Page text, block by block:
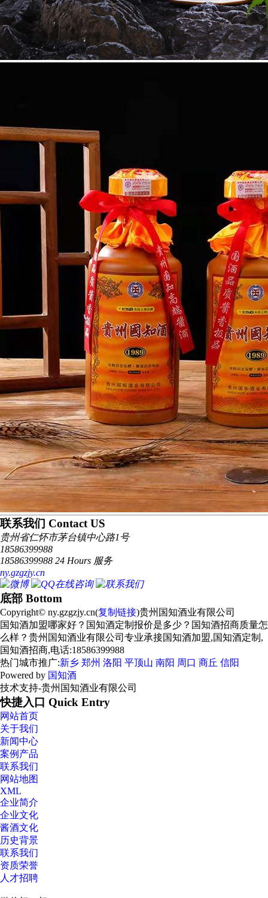
联系我们 Contact US
贵州省仁怀市茅台镇中心路1号
18586399988
18586399988 24 Hours 服务
ny.gzgzjy.cn
底部 Bottom
Copyright© ny.gzgzjy.cn(复制链接)贵州国知酒业有限公司
国知酒加盟哪家好？国知酒定制报价是多少？国知酒招商质量怎
么样？贵州国知酒业有限公司专业承接国知酒加盟,国知酒定制,
国知酒招商,电话:18586399988
热门城市推广:新乡 郑州 洛阳 平顶山 南阳 周口 商丘 信阳
Powered by 国知酒
技术支持-贵州国知酒业有限公司
快捷入口 Quick Entry
网站首页
关于我们
新闻中心
案例产品
联系我们
网站地图
XML
企业简介
企业文化
酱酒文化
历史背景
联系我们
资质荣誉
人才招聘